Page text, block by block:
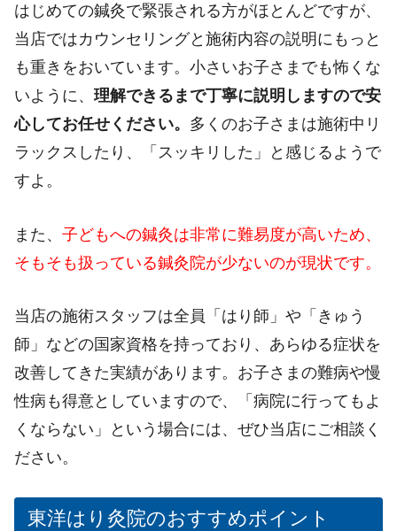
はじめての鍼灸で緊張される方がほとんどですが、
当店ではカウンセリングと施術内容の説明にもっと
も重きをおいています。小さいお子さまでも怖くな
いように、 理解できるまで丁寧に説明しますので安
心してお任せください。 多くのお子さまは施術中リ
ラックスしたり、「スッキリした」と感じるようで
すよ。
また、 子どもへの鍼灸は非常に難易度が高いため、
そもそも扱っている鍼灸院が少ないのが現状です。
当店の施術スタッフは全員「はり師」や「きゅう
師」などの国家資格を持っており、あらゆる症状を
改善してきた実績があります。お子さまの難病や慢
性病も得意としていますので、「病院に行ってもよ
くならない」という場合には、ぜひ当店にご相談く
ださい。
東洋はり灸院のおすすめポイント